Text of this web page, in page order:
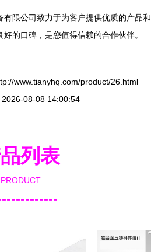
有限公司致力于为客户提供优质的产品和
的口碑，是您值得信赖的合作伙伴。
www.tianyhq.com/product/26.html
2026-08-08 14:00:54
列表
PRODUCT